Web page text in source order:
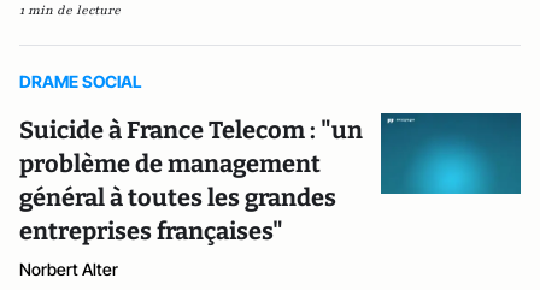
1 min de lecture
DRAME SOCIAL
Suicide à France Telecom : "un
problème de management
général à toutes les grandes
entreprises françaises"
Norbert Alter